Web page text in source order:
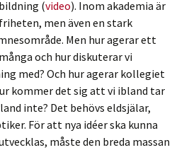
(video). Inom akademia är
men även en stark
Men hur agerar ett
och hur diskuterar vi
med? Och hur agerar kollegiet
kommer det sig att vi ibland tar
inte? Det behövs eldsjälar,
För att nya idéer ska kunna
måste den breda massan